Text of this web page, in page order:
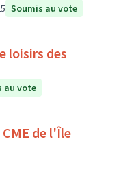
Soumis au vote
loisirs des
au vote
de l'Île